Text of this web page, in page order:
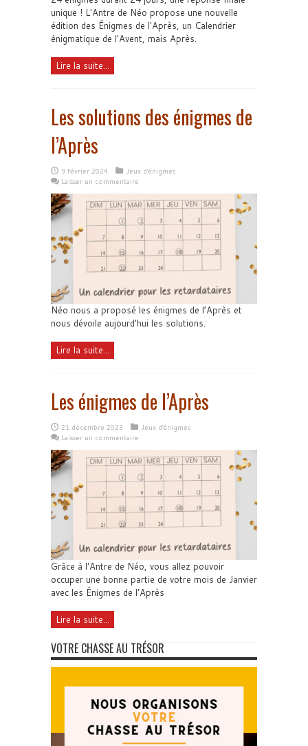
unique ! L'Antre de Néo propose une nouvelle
édition des Énigmes de l'Après, un Calendrier
énigmatique de l'Avent, mais Après.
Lire la suite...
Les solutions des énigmes de
l’Après
9 février 2024
Jeux d'énigmes
Laisser un commentaire
Néo nous a proposé les énigmes de l’Après et
nous dévoile aujourd'hui les solutions.
Lire la suite...
Les énigmes de l’Après
21 décembre 2023
Jeux d'énigmes
Laisser un commentaire
Grâce à l'Antre de Néo, vous allez pouvoir
occuper une bonne partie de votre mois de Janvier
avec les Énigmes de l'Après
Lire la suite...
VOTRE CHASSE AU TRÉSOR